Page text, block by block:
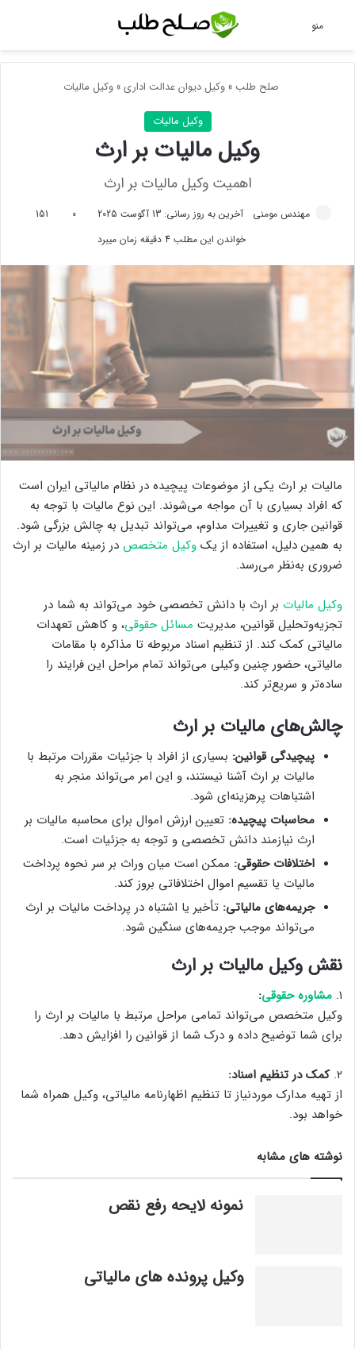
منو
صلح طلب » وکیل دیوان عدالت اداری» وکیل مالیات
وکیل مالیات
وکیل مالیات بر ارث
اهمیت وکیل مالیات بر ارث
مهندس مومنی آخرین به روز رسانی: 13 آگوست 2025 0
151
خواندن این مطلب 4 دقیقه زمان میبرد
مالیات بر ارث یکی از موضوعات پیچیده در نظام مالیاتی ایران است
که افراد بسیاری با آن مواجه می‌شوند. این نوع مالیات با توجه به
قوانین جاری و تغییرات مداوم، می‌تواند تبدیل به چالش بزرگی شود.
به همین دلیل، استفاده از یک وکیل متخصص در زمینه مالیات بر ارث
ضروری به‌نظر می‌رسد.
وکیل مالیات بر ارث با دانش تخصصی خود می‌تواند به شما در
تجزیه‌وتحلیل قوانین، مدیریت مسائل حقوقی، و کاهش تعهدات
مالیاتی کمک کند. از تنظیم اسناد مربوطه تا مذاکره با مقامات
مالیاتی، حضور چنین وکیلی می‌تواند تمام مراحل این فرایند را
ساده‌تر و سریع‌تر کند.
چالش‌های مالیات بر ارث
پیچیدگی قوانین: بسیاری از افراد با جزئیات مقررات مرتبط با
مالیات بر ارث آشنا نیستند، و این امر می‌تواند منجر به
اشتباهات پرهزینه‌ای شود.
محاسبات پیچیده: تعیین ارزش اموال برای محاسبه مالیات بر
ارث نیازمند دانش تخصصی و توجه به جزئیات است.
اختلافات حقوقی: ممکن است میان وراث بر سر نحوه پرداخت
مالیات یا تقسیم اموال اختلافاتی بروز کند.
جریمه‌های مالیاتی: تأخیر یا اشتباه در پرداخت مالیات بر ارث
می‌تواند موجب جریمه‌های سنگین شود.
نقش وکیل مالیات بر ارث
۱. مشاوره حقوقی:
وکیل متخصص می‌تواند تمامی مراحل مرتبط با مالیات بر ارث را
برای شما توضیح داده و درک شما از قوانین را افزایش دهد.
۲. کمک در تنظیم اسناد:
از تهیه مدارک موردنیاز تا تنظیم اظهارنامه مالیاتی، وکیل همراه شما
خواهد بود.
نوشته های مشابه
نمونه لایحه رفع نقص
وکیل پرونده های مالیاتی